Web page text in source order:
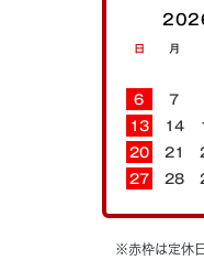
日 月
6
7
13
14
20
21
27
28
※赤枠は定休